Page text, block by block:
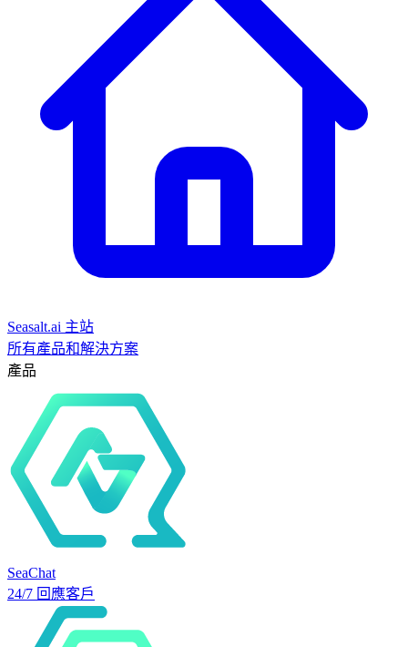
Seasalt.ai 主站
所有產品和解決方案
產品
SeaChat
24/7 回應客戶